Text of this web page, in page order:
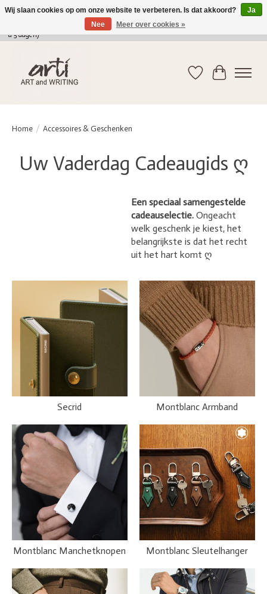
verkoop@arti-artandwriting.be/ +32 (0)471 41 82 41 / GRATIS verzending > 75 euro (2
a 5 dagen)
Verlanglijst
Home / Accessoires & Geschenken
Uw Vaderdag Cadeaugids ღ
Een speciaal samengestelde
cadeauselectie. Ongeacht
welk geschenk je kiest, het
belangrijkste is dat het recht
uit het hart komt ღ
Secrid Montblanc Armband
Montblanc Manchetknopen Montblanc Sleutelhanger
Wij slaan cookies op om onze website te verbeteren. Is dat akkoord?
Ja
Nee
Meer over cookies »